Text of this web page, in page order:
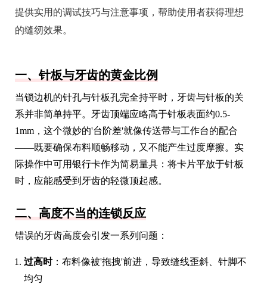
提供实用的调试技巧与注意事项，帮助使用者获得理想
的缝纫效果。
一、针板与牙齿的黄金比例
当锁边机的针孔与针板孔完全持平时，牙齿与针板的关
系并非简单持平。牙齿顶端应略高于针板表面约0.5-
1mm，这个微妙的'台阶差'就像传送带与工作台的配合
——既要确保布料顺畅移动，又不能产生过度摩擦。实
际操作中可用银行卡作为简易量具：将卡片平放于针板
时，应能感受到牙齿的轻微顶起感。
二、高度不当的连锁反应
错误的牙齿高度会引发一系列问题：
过高时：布料像被'拖拽'前进，导致缝线歪斜、针脚不
均匀